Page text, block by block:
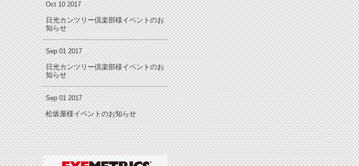
Oct 10 2017
日光カンツリー倶楽部様イベントのお
知らせ
Sep 01 2017
日光カンツリー倶楽部様イベントのお
知らせ
Sep 01 2017
松坂屋様イベントのお知らせ